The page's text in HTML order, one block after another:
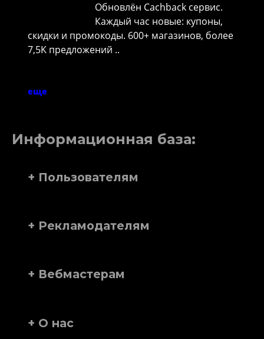
Обновлён Cachback сервис.
Каждый час новые: купоны,
скидки и промокоды. 600+ магазинов, более
7,5K предложений ..
еще
Информационная база:
+ Пользователям
+ Рекламодателям
+ Вебмастерам
+ О нас